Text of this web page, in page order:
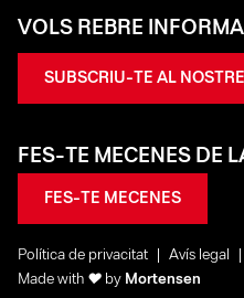
VOLS REBRE
SUBSCRIU-TE AL NOSTRE
FES-TE MECENES DE
FES-TE MECENES
Política de privacitat Avís legal
Made with ♥ by Mortensen